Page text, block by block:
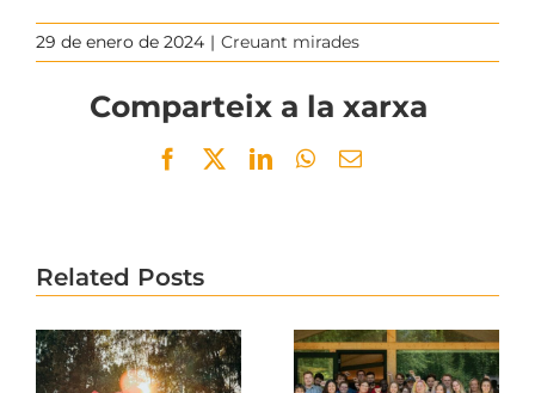
29 de enero de 2024 | Creuant mirades
Comparteix a la xarxa
Facebook
TwitterLinkedInWhatsApp
Email
Related Posts